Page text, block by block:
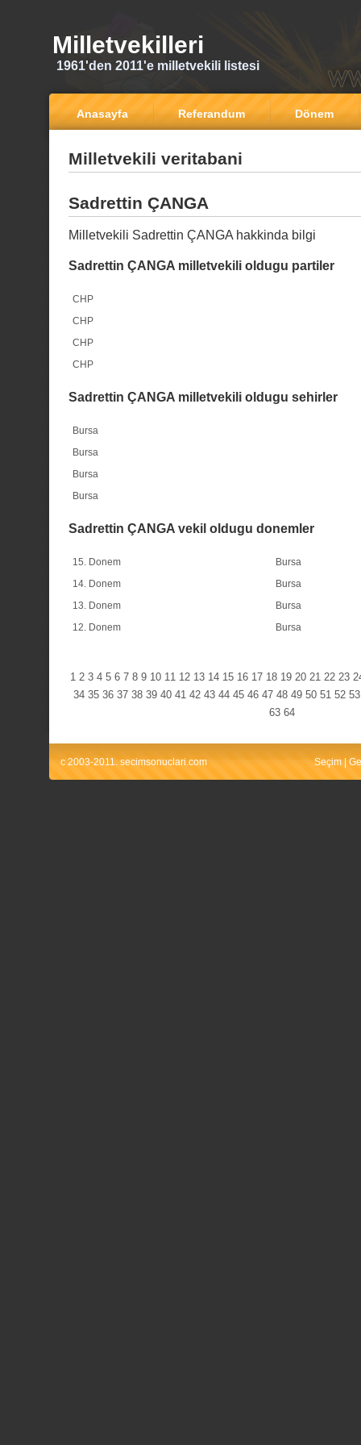
Milletvekilleri
1961'den 2011'e milletvekili listesi
Anasayfa Referandum Dönem
Milletvekili veritabani
Sadrettin ÇANGA
Milletvekili Sadrettin ÇANGA hakkinda bilgi
Sadrettin ÇANGA milletvekili oldugu partiler
CHP
CHP
CHP
CHP
Sadrettin ÇANGA milletvekili oldugu sehirler
Bursa
Bursa
Bursa
Bursa
Sadrettin ÇANGA vekil oldugu donemler
15. Donem
Bursa
14. Donem
Bursa
13. Donem
Bursa
12. Donem
Bursa
1 2 3 4 5 6 7 8 9 10 11 12 13 14 15 16 17 18 19 20 21 22 23
34 35 36 37 38 39 40 41 42 43 44 45 46 47 48 49 50 51 52 53
63 64
c 2003-2011. secimsonuclari.com Seçim |